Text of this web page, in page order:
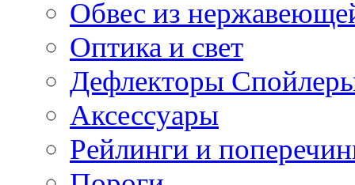
Обвес из
Оптика и свет
Дефлекторы
Аксессуары
Рейлинги и